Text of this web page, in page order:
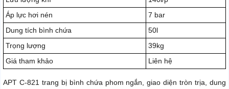
Áp lực hơi nén
7 bar
Dung tích bình chứa
50l
Trọng lượng
39kg
Giá tham khảo
Liên hệ
APT C-821 trang bị bình chứa phom ngắn, giao diện tròn trịa, dung